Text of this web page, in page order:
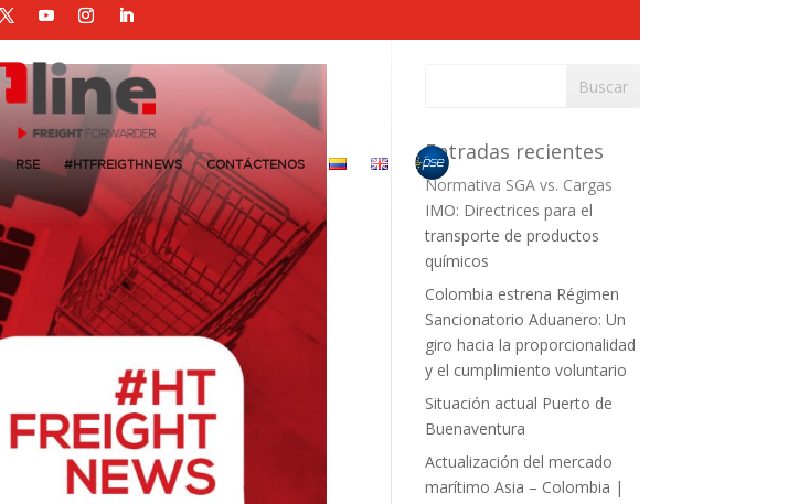
RSE #HTFREIGTHNEWS CONTÁCTENOS Entradas recientes
Normativa SGA vs. Cargas
IMO: Directrices para el
transporte de productos
químicos
Colombia estrena Régimen
Sancionatorio Aduanero: Un
giro hacia la proporcionalidad
y el cumplimiento voluntario
Situación actual Puerto de
Buenaventura
Actualización del mercado
marítimo Asia – Colombia |